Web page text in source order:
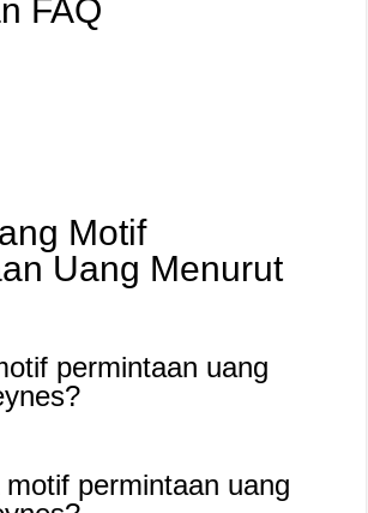
FAQ
Motif
Uang Menurut
permintaan uang
permintaan uang